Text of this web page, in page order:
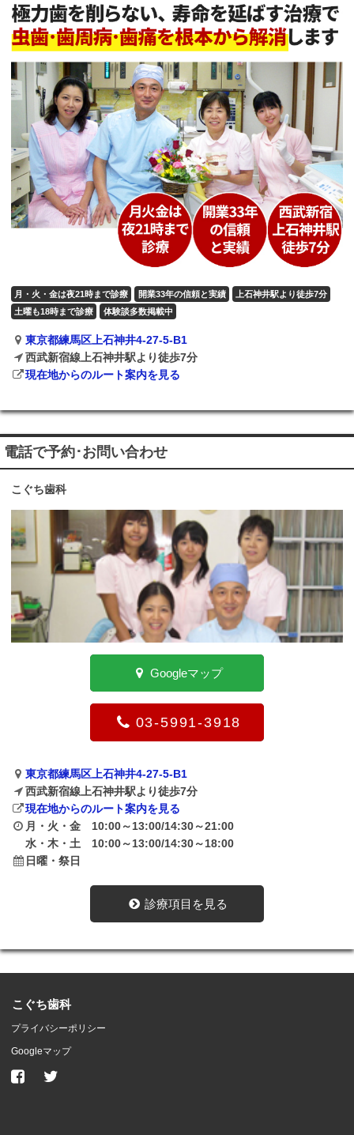
月・火・金は夜21時まで診療 開業33年の信頼と実績
上石神井駅より徒歩7分
土曜も18時まで診療
体験談多数掲載中
東京都練馬区上石神井4-27-5-B1
西武新宿線上石神井駅より徒歩7分
現在地からのルート案内を見る
電話で予約･お問い合わせ
こぐち歯科
Googleマップ
03-5991-3918
東京都練馬区上石神井4-27-5-B1
西武新宿線上石神井駅より徒歩7分
現在地からのルート案内を見る
月・火・金 10:00～13:00/14:30～21:00
水・木・土 10:00～13:00/14:30～18:00
日曜・祭日
診療項目を見る
こぐち歯科
プライバシーポリシー
Googleマップ